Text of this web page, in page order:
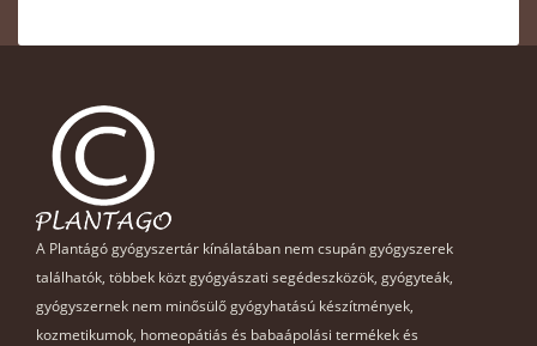
A Plantágó gyógyszertár kínálatában nem csupán gyógyszerek
találhatók, többek közt gyógyászati segédeszközök, gyógyteák,
gyógyszernek nem minősülő gyógyhatású készítmények,
kozmetikumok, homeopátiás és babaápolási termékek és